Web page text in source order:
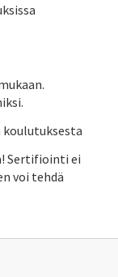
koulutuksesta
Sertifiointi ei
voi tehdä